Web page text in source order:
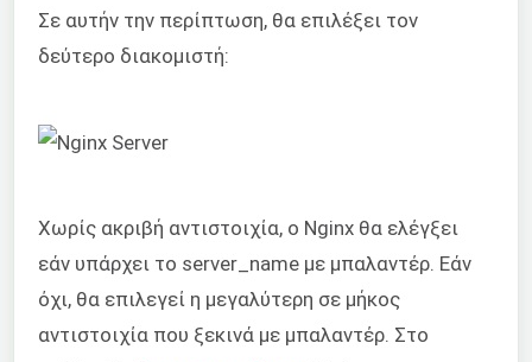
Σε αυτήν την περίπτωση, θα επιλέξει τον
δεύτερο διακομιστή:
Χωρίς ακριβή αντιστοιχία, ο Nginx θα ελέγξει
εάν υπάρχει το server_name με μπαλαντέρ. Εάν
όχι, θα επιλεγεί η μεγαλύτερη σε μήκος
αντιστοιχία που ξεκινά με μπαλαντέρ. Στο